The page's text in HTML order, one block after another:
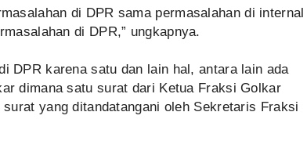
di DPR sama permasalahan di internal
di DPR,” ungkapnya.
DPR karena satu dan lain hal, antara lain ada
dimana satu surat dari Ketua Fraksi Golkar
yang ditandatangani oleh Sekretaris Fraksi